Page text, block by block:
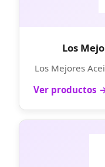
Los
Los Mejores
Ver productos